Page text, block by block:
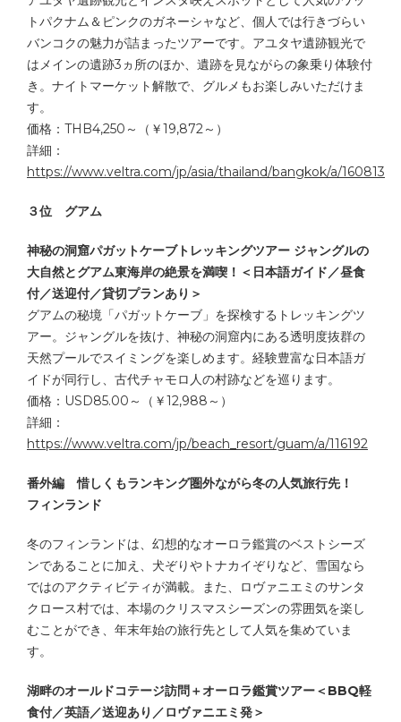
トパクナム＆ピンクのガネーシャなど、個人では行きづらい
バンコクの魅力が詰まったツアーです。アユタヤ遺跡観光で
はメインの遺跡3ヵ所のほか、遺跡を見ながらの象乗り体験付
き。ナイトマーケット解散で、グルメもお楽しみいただけま
す。
価格：THB4,250～（￥19,872～）
詳細：
https://www.veltra.com/jp/asia/thailand/bangkok/a/160813
３位 グアム
神秘の洞窟パガットケーブトレッキングツアー ジャングルの
大自然とグアム東海岸の絶景を満喫！＜日本語ガイド／昼食
付／送迎付／貸切プランあり＞
グアムの秘境「パガットケーブ」を探検するトレッキングツ
アー。ジャングルを抜け、神秘の洞窟内にある透明度抜群の
天然プールでスイミングを楽しめます。経験豊富な日本語ガ
イドが同行し、古代チャモロ人の村跡などを巡ります。
価格：USD85.00～（￥12,988～）
詳細：
https://www.veltra.com/jp/beach_resort/guam/a/116192
番外編 惜しくもランキング圏外ながら冬の人気旅行先！
フィンランド
冬のフィンランドは、幻想的なオーロラ鑑賞のベストシーズ
ンであることに加え、犬ぞりやトナカイぞりなど、雪国なら
ではのアクティビティが満載。また、ロヴァニエミのサンタ
クロース村では、本場のクリスマスシーズンの雰囲気を楽し
むことができ、年末年始の旅行先として人気を集めていま
す。
湖畔のオールドコテージ訪問＋オーロラ鑑賞ツアー＜BBQ軽
食付／英語／送迎あり／ロヴァニエミ発＞